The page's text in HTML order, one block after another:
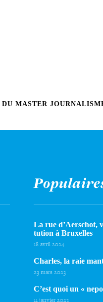
DU MASTER
La rue d’Aerschot,
tu­tion à Bruxelles
18 avril 2024
Charles, la raie
23 mars 2023
C’est quoi un «
11 janvier 2023